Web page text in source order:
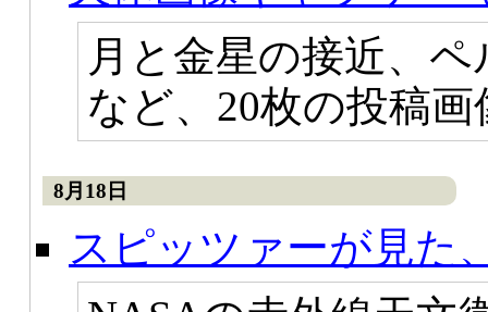
月と金星の接近、
など、20枚の投稿
8月18日
スピッツァーが見た